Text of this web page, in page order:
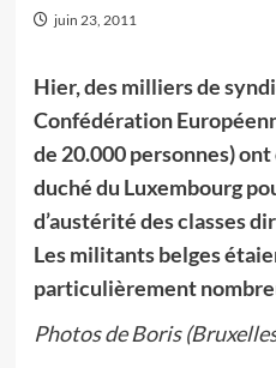
juin 23, 2011
Hier, des milliers de
Confédération
de 20.000 personnes)
duché du Luxembourg
d’austérité des classes
Les militants belges
particulièrement
Photos de Boris